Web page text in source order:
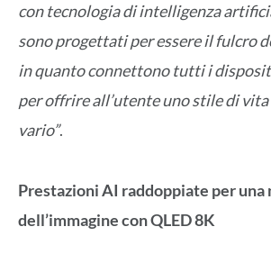
con tecnologia di intelligenza
sono progettati per essere il fulcro
in quanto connettono tutti i
per offrire all’utente uno stile di
vario”.
Prestazioni AI raddoppiate per
dell’immagine con QLED 8K